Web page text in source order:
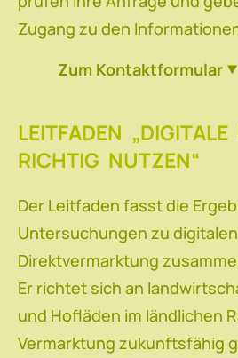
Zugang zu den
Zum Kontaktformular
LEITFADEN
RICHTIG NUTZEN“
Der Leitfaden fasst die
Untersuchungen zu
Direktvermarktung
Er richtet sich an
und Hofläden im ländlichen
Vermarktung zukunftsfähig